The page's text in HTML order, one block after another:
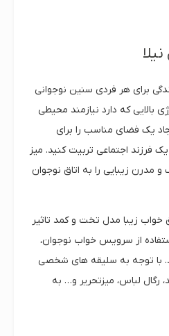
برای هر فردی سنین نوجوانی
بالایی که دارد نیازمند محیطی
یک فضای مناسب را برای
فرزند اجتماعی تربیت کنید. میز
مدرن زیبایی را به اتاق نوجوان
خواب زیبا مدل تخت و کمد تاثیر
از سرویس خواب نوجوان،
می باشد. با توجه به سلیقه های شخصی
رگال لباس، میزتحریر و… به